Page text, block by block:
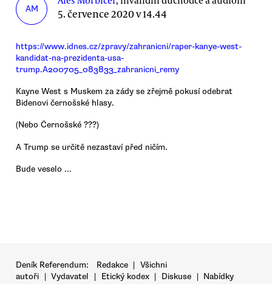
AM 5. července 2020 v 14.44
https://www.idnes.cz/zpravy/zahranicni/raper-kanye-west-
kandidat-na-prezidenta-usa-
trump.A200705_083833_zahranicni_remy
Kayne West s Muskem za zády se zřejmě pokusí odebrat
Bidenovi černošské hlasy.
(Nebo Černošské ???)
A Trump se určitě nezastaví před ničím.
Bude veselo ...
Deník Referendum: Redakce | Všichni
autoři | Vydavatel | Etický kodex | Diskuse | Nabídky